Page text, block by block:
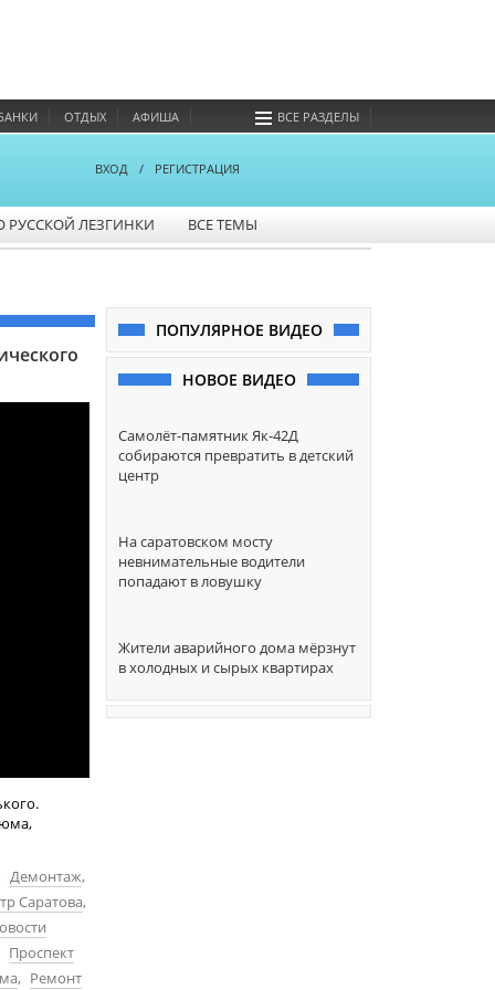
ОТДЫХ АФИША ВСЕ РАЗДЕЛЫ
ВХОД / РЕГИСТРАЦИЯ
РУССКОЙ ЛЕЗГИНКИ ВСЕ ТЕМЫ
Демонтаж,
Саратова,
Проспект
, Ремонт
ПОПУЛЯРНОЕ ВИДЕО
НОВОЕ ВИДЕО
Самолёт-памятник Як-42Д
собираются превратить в детский
центр
На саратовском мосту
невнимательные водители
попадают в ловушку
Жители аварийного дома мёрзнут
в холодных и сырых квартирах